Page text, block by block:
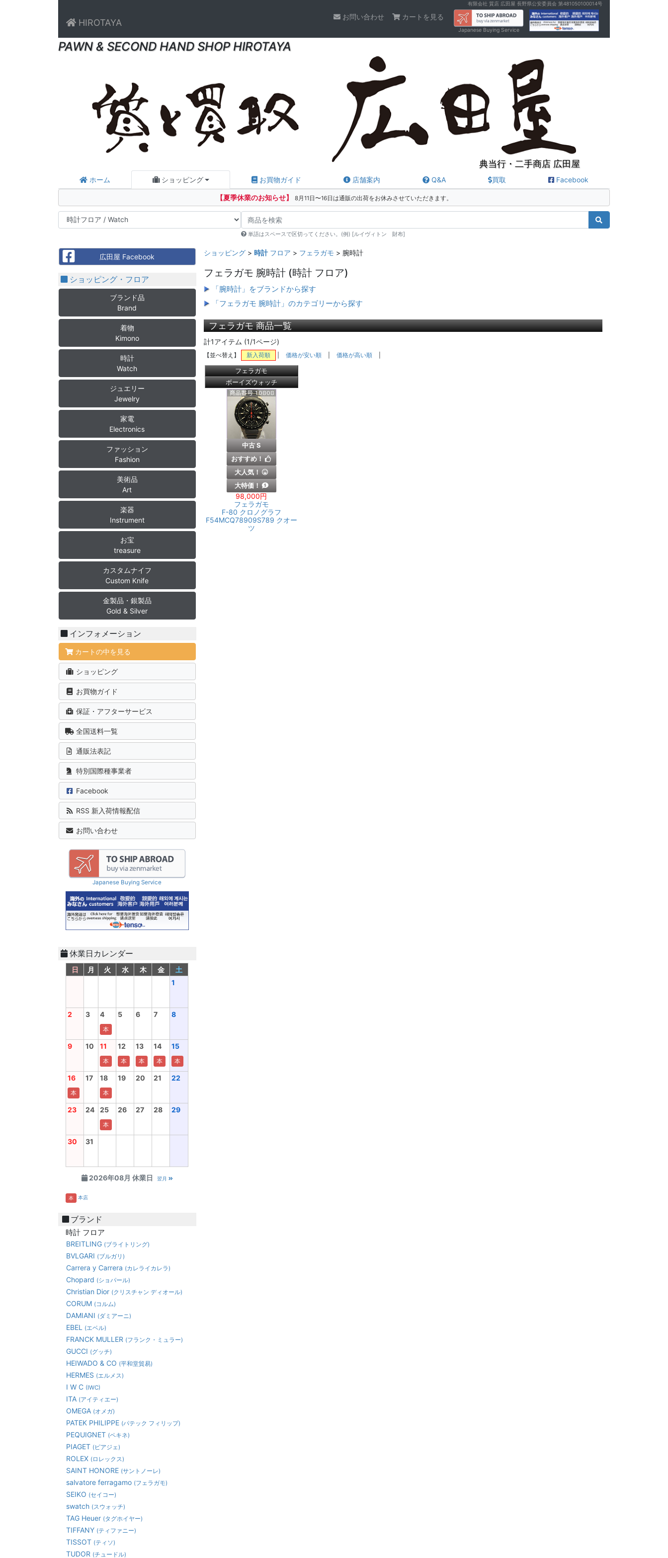
有限会社 質店 広田屋 長野県公安委員会 第481050100014号
HIROTAYA
お問い合わせ カートを見る
Japanese Buying Service
PAWN & SECOND HAND SHOP HIROTAYA
典当行・二手商店 広田屋
ホーム ショッピング お買物ガイド 店舗案内 Q&A 買取 Facebook
【夏季休業のお知らせ】 8月11日〜16日は通販の出荷をお休みさせていただきます。
単語はスペースで区切ってください。(例) [ルイヴィトン 財布]
ショッピング> 時計フロア > フェラガモ > 腕時計
フェラガモ 腕時計 (時計 フロア)
「腕時計」をブランドから探す
「フェラガモ 腕時計」のカテゴリーから探す
フェラガモ 商品一覧
計1アイテム (1/1ページ)
【並べ替え】 新入荷順 価格が安い順 価格が高い順
フェラガモ
ボーイズウォッチ
中古 S
おすすめ！
大人気！
大特価！
98,000円
フェラガモ
F-80 クロノグラフ
F54MCQ78909S789 クオー
ツ
Facebook広田屋 Facebook
ショッピング・フロア
ブランド品
Brand
着物
Kimono
時計
Watch
ジュエリー
Jewelry
家電
Electronics
ファッション
Fashion
美術品
Art
楽器
Instrument
お宝
treasure
カスタムナイフ
Custom Knife
金製品・銀製品
Gold & Silver
インフォメーション
カートの中を見る
ショッピング
お買物ガイド
保証・アフターサービス
全国送料一覧
通販法表記
特別国際種事業者
Facebook
RSS 新入荷情報配信
お問い合わせ
Japanese Buying Service
休業日カレンダー
2026年08月 休業日 翌月
日 月 火 水 木 金
土
1
2 3 4
本
5 6 7 8
9 10 11
本
12
本
13
本
14
本
15
本
16
本
17 18
本
19 20 21 22
23 24 25
本
26 27 28 29
30 31
本 本店
ブランド
時計 フロア
BREITLING (ブライトリング)
BVLGARI (ブルガリ)
Carrera y Carrera (カレライカレラ)
Chopard (ショパール)
Christian Dior (クリスチャン ディオール)
CORUM (コルム)
DAMIANI (ダミアーニ)
EBEL (エベル)
FRANCK MULLER (フランク・ミュラー)
GUCCI (グッチ)
HEIWADO & CO (平和堂貿易)
HERMES (エルメス)
I W C (IWC)
ITA (アイティエー)
OMEGA (オメガ)
PATEK PHILIPPE (パテック フィリップ)
PEQUIGNET (ペキネ)
PIAGET (ピアジェ)
ROLEX (ロレックス)
SAINT HONORE (サントノーレ)
salvatore ferragamo (フェラガモ)
SEIKO (セイコー)
swatch (スウォッチ)
TAG Heuer (タグホイヤー)
TIFFANY (ティファニー)
TISSOT (ティソ)
TUDOR (チュードル)